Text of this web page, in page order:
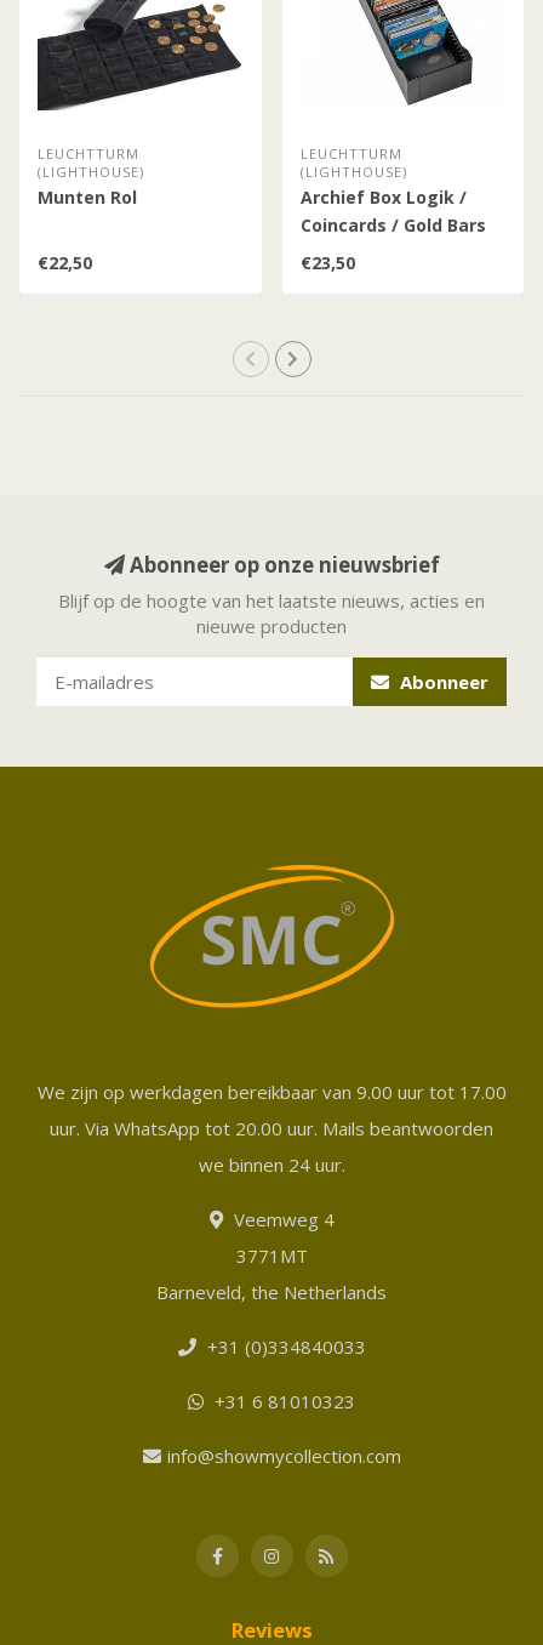
LEUCHTTURM
(LIGHTHOUSE)
Munten Rol
€22,50
LEUCHTTURM
(LIGHTHOUSE)
Archief Box Logik /
Coincards / Gold Bars
in Blister / Zwart
€23,50
Abonneer op onze nieuwsbrief
Blijf op de hoogte van het laatste nieuws, acties en
nieuwe producten
Abonneer
We zijn op werkdagen bereikbaar van 9.00 uur tot 17.00
uur. Via WhatsApp tot 20.00 uur. Mails beantwoorden
we binnen 24 uur.
Veemweg 4
3771MT
Barneveld, the Netherlands
+31 (0)334840033
+31 6 81010323
info@showmycollection.com
Reviews